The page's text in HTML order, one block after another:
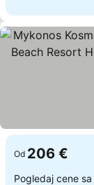
Od 206 €
Pogledaj cene sa